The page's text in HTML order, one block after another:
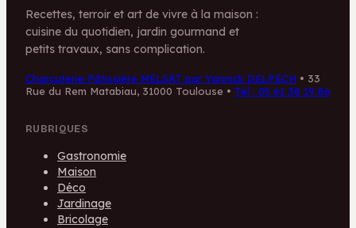
Recettes, terroir et art de vivre à la maison :
cuisine du quotidien, jardin gourmand et
petits travaux, sans complication.
Charcuterie Pâtissière MELSÀT par Yannick DELPECH • 33
Rue du Rem Matabiau, 31000 Toulouse • Tél : 05 61 38 19 86
RUBRIQUES
Gastronomie
Maison
Déco
Jardinage
Bricolage